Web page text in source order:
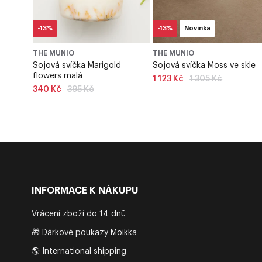
-13%
THE MUNIO
Sojová svíčka Marigold
flowers malá
340 Kč
Běžná
395 Kč
-13% Novinka
THE MUNIO
Sojová svíčka Moss ve skle
1 123 Kč
Běžná
1 305 Kč
INFORMACE K NÁKUPU
Vrácení zboží do 14 dnů
🎁 Dárkové poukazy Moikka
🌎 International shipping